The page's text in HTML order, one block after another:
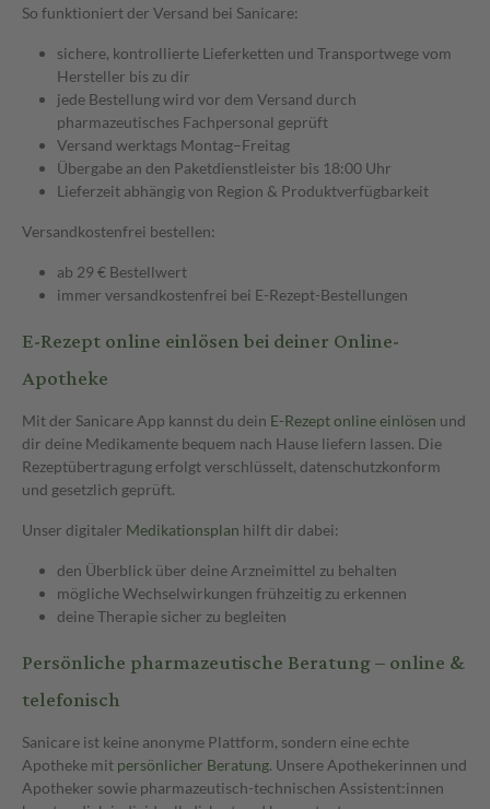
So funktioniert der Versand bei Sanicare:
sichere, kontrollierte Lieferketten und Transportwege vom
Hersteller bis zu dir
jede Bestellung wird vor dem Versand durch
pharmazeutisches Fachpersonal geprüft
Versand werktags Montag–Freitag
Übergabe an den Paketdienstleister bis 18:00 Uhr
Lieferzeit abhängig von Region & Produktverfügbarkeit
Versandkostenfrei bestellen:
ab 29 € Bestellwert
immer versandkostenfrei bei E-Rezept-Bestellungen
E-Rezept online einlösen bei deiner Online-
Apotheke
Mit der Sanicare App kannst du dein E-Rezept online einlösen und
dir deine Medikamente bequem nach Hause liefern lassen. Die
Rezeptübertragung erfolgt verschlüsselt, datenschutzkonform
und gesetzlich geprüft.
Unser digitaler Medikationsplan hilft dir dabei:
den Überblick über deine Arzneimittel zu behalten
mögliche Wechselwirkungen frühzeitig zu erkennen
deine Therapie sicher zu begleiten
Persönliche pharmazeutische Beratung – online &
telefonisch
Sanicare ist keine anonyme Plattform, sondern eine echte
Apotheke mit persönlicher Beratung. Unsere Apothekerinnen und
Apotheker sowie pharmazeutisch-technischen Assistent:innen